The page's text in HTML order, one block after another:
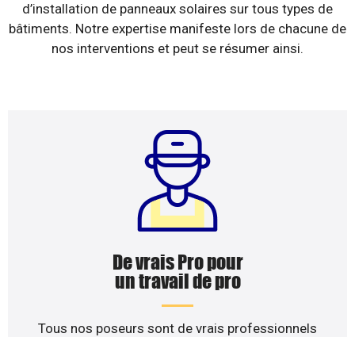
d’installation de panneaux solaires sur tous types de
bâtiments. Notre expertise manifeste lors de chacune de
nos interventions et peut se résumer ainsi.
De vrais Pro pour
un travail de pro
Tous nos poseurs sont de vrais professionnels